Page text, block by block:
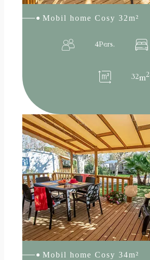
Mobil home Cosy 32m²
4Pers.
32m2
Mobil home Cosy 34m²
Lire la suite :
Mobil
home
Cosy
34m²